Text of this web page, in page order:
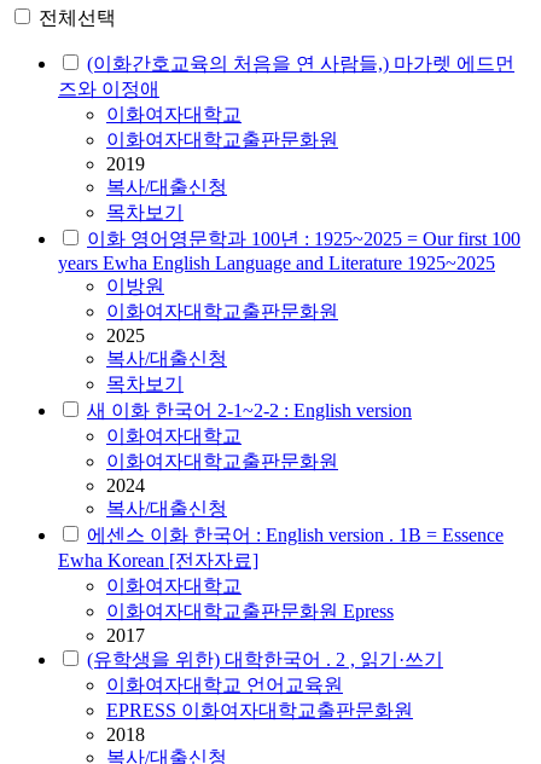
전체선택
(이화간호교육의 처음을 연 사람들,) 마가렛 에드먼
즈와 이정애
이화여자대학교
이화여자대학교출판문화원
2019
복사/대출신청
목차보기
이화 영어영문학과 100년 : 1925~2025 = Our first 100
years Ewha English Language and Literature 1925~2025
이방원
이화여자대학교출판문화원
2025
복사/대출신청
목차보기
새 이화 한국어 2-1~2-2 : English version
이화여자대학교
이화여자대학교출판문화원
2024
복사/대출신청
에센스 이화 한국어 : English version . 1B = Essence
Ewha Korean [전자자료]
이화여자대학교
이화여자대학교출판문화원 Epress
2017
(유학생을 위한) 대학한국어 . 2 , 읽기·쓰기
이화여자대학교 언어교육원
EPRESS 이화여자대학교출판문화원
2018
복사/대출신청